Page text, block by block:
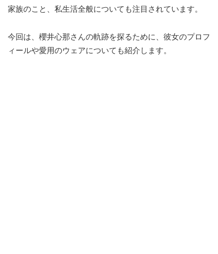
家族のこと、私生活全般についても注目されています。
今回は、櫻井心那さんの軌跡を探るために、彼女のプロフ
ィールや愛用のウェアについても紹介します。